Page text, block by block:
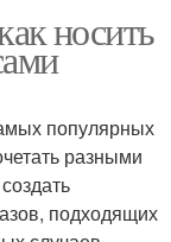
носить
популярных
разными
подходящих